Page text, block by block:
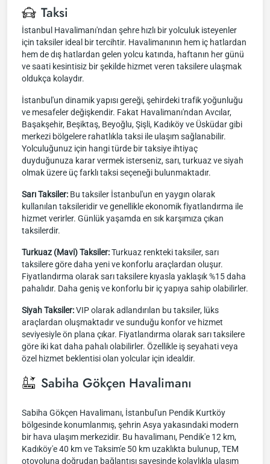
Taksi
İstanbul Havalimanı'ndan şehre hızlı bir yolculuk isteyenler
için taksiler ideal bir tercihtir. Havalimanının hem iç hatlardan
hem de dış hatlardan gelen yolcu katında, haftanın her günü
ve saati kesintisiz bir şekilde hizmet veren taksilere ulaşmak
oldukça kolaydır.
İstanbul'un dinamik yapısı gereği, şehirdeki trafik yoğunluğu
ve mesafeler değişkendir. Fakat Havalimanı'ndan Avcılar,
Başakşehir, Beşiktaş, Beyoğlu, Şişli, Kadıköy ve Üsküdar gibi
merkezi bölgelere rahatlıkla taksi ile ulaşım sağlanabilir.
Yolculuğunuz için hangi türde bir taksiye ihtiyaç
duyduğunuza karar vermek isterseniz, sarı, turkuaz ve siyah
olmak üzere üç farklı taksi seçeneği bulunmaktadır.
Sarı Taksiler: Bu taksiler İstanbul'un en yaygın olarak
kullanılan taksileridir ve genellikle ekonomik fiyatlandırma ile
hizmet verirler. Günlük yaşamda en sık karşımıza çıkan
taksilerdir.
Turkuaz (Mavi) Taksiler:Turkuaz renkteki taksiler, sarı
taksilere göre daha yeni ve konforlu araçlardan oluşur.
Fiyatlandırma olarak sarı taksilere kıyasla yaklaşık %15 daha
pahalıdır. Daha geniş ve konforlu bir iç yapıya sahip olabilirler.
Siyah Taksiler:VIP olarak adlandırılan bu taksiler, lüks
araçlardan oluşmaktadır ve sunduğu konfor ve hizmet
seviyesiyle ön plana çıkar. Fiyatlandırma olarak sarı taksilere
göre iki kat daha pahalı olabilirler. Özellikle iş seyahati veya
özel hizmet beklentisi olan yolcular için idealdir.
Sabiha Gökçen Havalimanı
Sabiha Gökçen Havalimanı, İstanbul'un Pendik Kurtköy
bölgesinde konumlanmış, şehrin Asya yakasındaki modern
bir hava ulaşım merkezidir. Bu havalimanı, Pendik'e 12 km,
Kadıköy'e 40 km ve Taksim'e 50 km uzaklıkta bulunup, TEM
otoyoluna doğrudan bağlantısı sayesinde kolaylıkla ulaşım